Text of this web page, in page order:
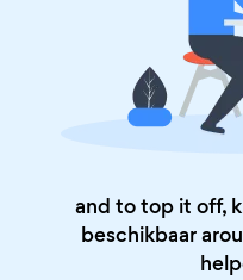
and to top it off,
beschikbaar